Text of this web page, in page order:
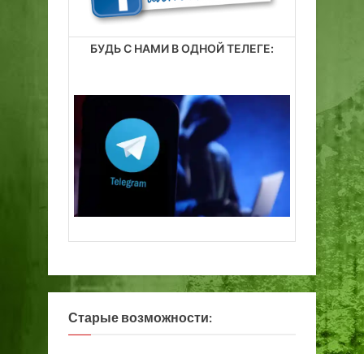
БУДЬ С НАМИ В ОДНОЙ ТЕЛЕГЕ:
Старые возможности: